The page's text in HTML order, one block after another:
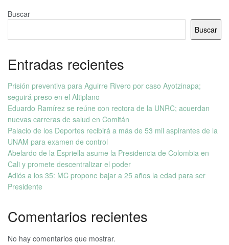
Buscar
Buscar
Entradas recientes
Prisión preventiva para Aguirre Rivero por caso Ayotzinapa;
seguirá preso en el Altiplano
Eduardo Ramírez se reúne con rectora de la UNRC; acuerdan
nuevas carreras de salud en Comitán
Palacio de los Deportes recibirá a más de 53 mil aspirantes de la
UNAM para examen de control
Abelardo de la Espriella asume la Presidencia de Colombia en
Cali y promete descentralizar el poder
Adiós a los 35: MC propone bajar a 25 años la edad para ser
Presidente
Comentarios recientes
No hay comentarios que mostrar.